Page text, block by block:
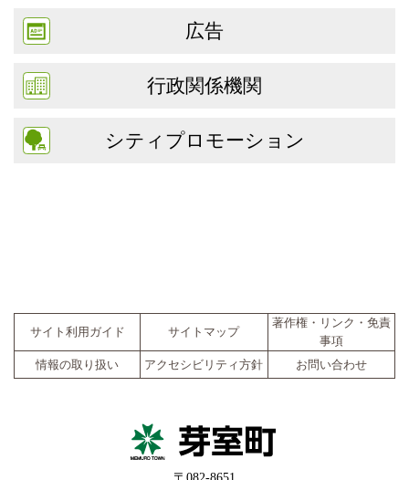
広告
行政関係機関
シティプロモーション
サイト利用ガイド サイトマップ
著作権・リンク・免責
事項
情報の取り扱い
アクセシビリティ方針 お問い合わせ